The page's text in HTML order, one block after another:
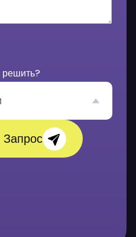
решить?
Запрос